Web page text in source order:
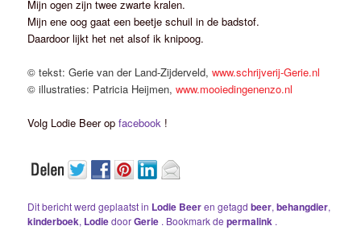
Mijn ogen zijn twee zwarte kralen.
Mijn ene oog gaat een beetje schuil in de badstof.
Daardoor lijkt het net alsof ik knipoog.
© tekst: Gerie van der Land-Zijderveld,www.schrijverij-Gerie.nl
© illustraties: Patricia Heijmen,www.mooiedingenenzo.nl
Volg Lodie Beer opfacebook !
Dit bericht werd geplaatst in Lodie Beeren getagdbeer,behangdier,
kinderboek, LodiedoorGerie . Bookmark depermalink .